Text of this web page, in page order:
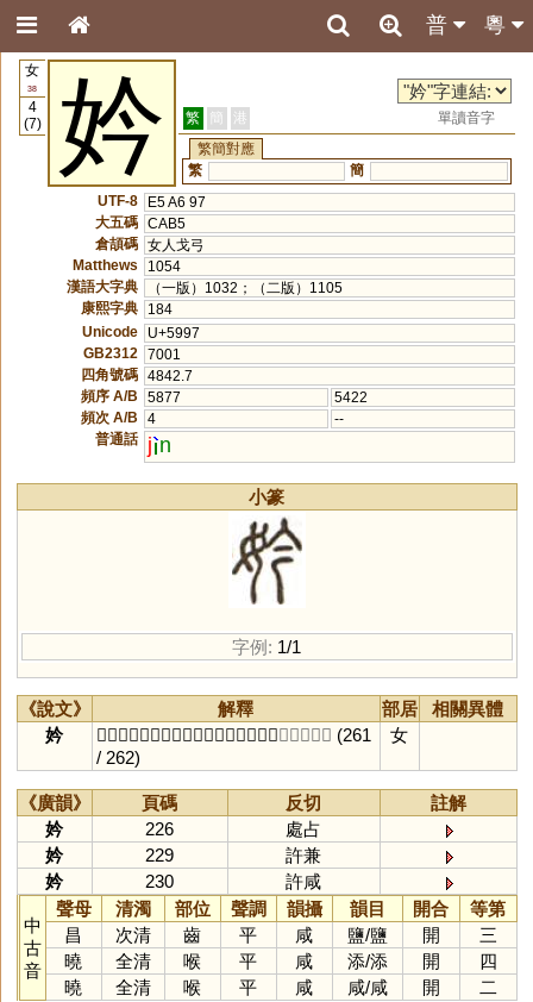
粵
普
女
38
4
(7)
妗 繁 簡 港
單讀音字
繁簡對應
繁
簡
UTF-8
E5 A6 97
大五碼 CAB5
倉頡碼 女人戈弓
Matthews
1054
漢語大字典
（一版）1032；（二版）1105
康熙字典
184
Unicode
U+5997
GB2312
7001
四角號碼 4842.7
頻序 A/B
5877
5422
頻次 A/B
4
--
普通話
j n
小篆
字例: 1/1
《說文》 解釋 部居
相關異體
妗
𡝫妗也。一曰：善笑皃。从女，今聲。 〔火占切〕 (261
/ 262)
女
《廣韻》 頁碼 反切
註解
妗
226
處占
妗
229
許兼
妗
230 許咸
中
古
音
聲母 清濁 部位 聲調 韻攝 韻目 開合
等第
昌
次清 齒 平 咸 鹽/鹽 開
三
曉
全清 喉 平 咸 添/添 開
四
曉
全清 喉 平 咸 咸/咸 開 二